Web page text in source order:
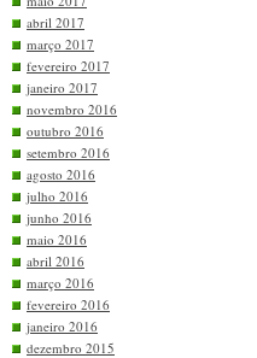
abril 2017
março 2017
fevereiro 2017
janeiro 2017
novembro 2016
outubro 2016
setembro 2016
agosto 2016
julho 2016
junho 2016
maio 2016
abril 2016
março 2016
fevereiro 2016
janeiro 2016
dezembro 2015